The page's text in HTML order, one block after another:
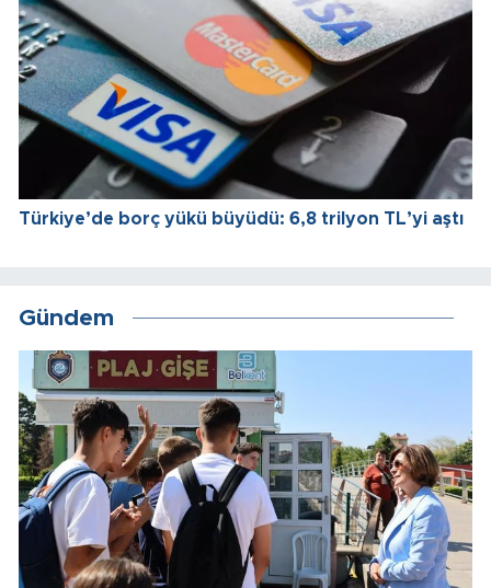
Türkiye’de borç yükü büyüdü: 6,8 trilyon TL’yi aştı
Gündem